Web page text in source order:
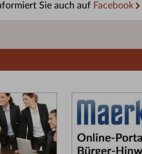
Sie auch auf Facebook